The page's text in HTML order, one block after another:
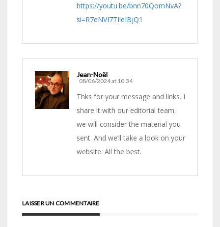
https://youtu.be/bnn70QomNvA?
si=R7eNVI7TIleIBjQ1
Jean-Noël
08/06/2024 at 10:34
Thks for your message and links. I
share it with our editorial team.
we will consider the material you
sent. And we’ll take a look on your
website. All the best.
LAISSER UN COMMENTAIRE